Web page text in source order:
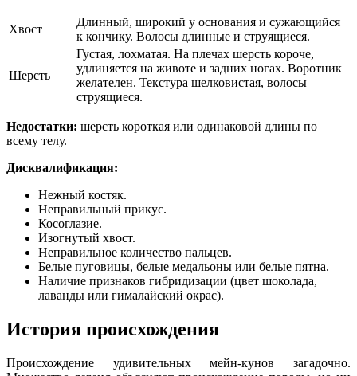
Хвост
Длинный, широкий у основания и сужающийся
к кончику. Волосы длинные и струящиеся.
Шерсть
Густая, лохматая. На плечах шерсть короче,
удлиняется на животе и задних ногах. Воротник
желателен. Текстура шелковистая, волосы
струящиеся.
Недостатки: шерсть короткая или одинаковой длины по
всему телу.
Дисквалификация:
Нежный костяк.
Неправильный прикус.
Косоглазие.
Изогнутый хвост.
Неправильное количество пальцев.
Белые пуговицы, белые медальоны или белые пятна.
Наличие признаков гибридизации (цвет шоколада,
лаванды или гималайский окрас).
История происхождения
Происхождение удивительных мейн-кунов загадочно.